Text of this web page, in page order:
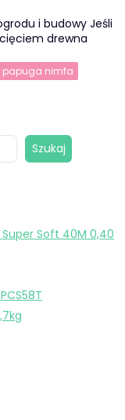
i budowy Jeśli
drewna
papuga nimfa
Szukaj
Soft 40M 0,40